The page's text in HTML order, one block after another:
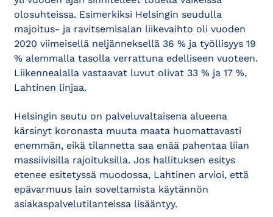
olosuhteissa. Esimerkiksi Helsingin seudulla
majoitus- ja ravitsemisalan liikevaihto oli vuoden
2020 viimeisellä neljänneksellä 36 % ja työllisyys 19
% alemmalla tasolla verrattuna edelliseen vuoteen.
Liikennealalla vastaavat luvut olivat 33 % ja 17 %,
Lahtinen linjaa.
Helsingin seutu on palveluvaltaisena alueena
kärsinyt koronasta muuta maata huomattavasti
enemmän, eikä tilannetta saa enää pahentaa liian
massiivisilla rajoituksilla. Jos hallituksen esitys
etenee esitetyssä muodossa, Lahtinen arvioi, että
epävarmuus lain soveltamista käytännön
asiakaspalvelutilanteissa lisääntyy.